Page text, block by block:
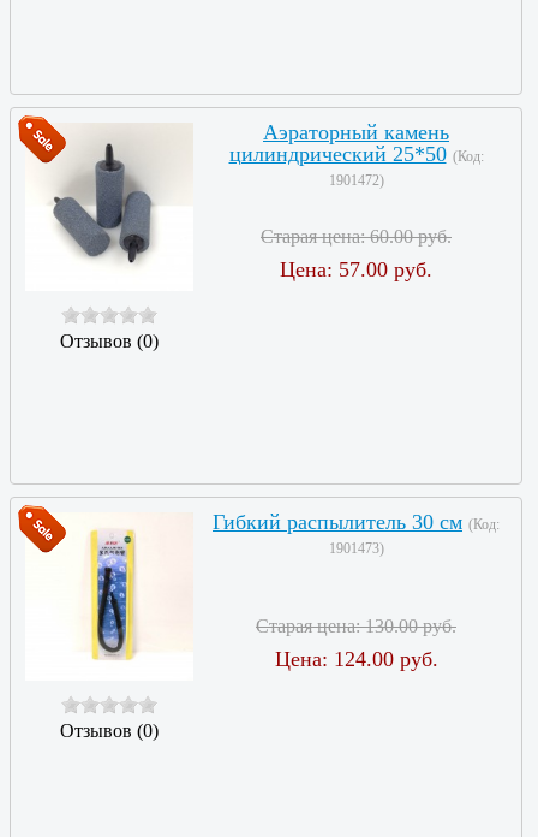
Отзывов (0)
Аэраторный камень
цилиндрический 25*50 (Код:
1901472)
Старая цена:60.00 руб.
Цена: 57.00 руб.
Отзывов (0)
Гибкий распылитель 30 см (Код:
1901473)
Старая цена:130.00 руб.
Цена: 124.00 руб.